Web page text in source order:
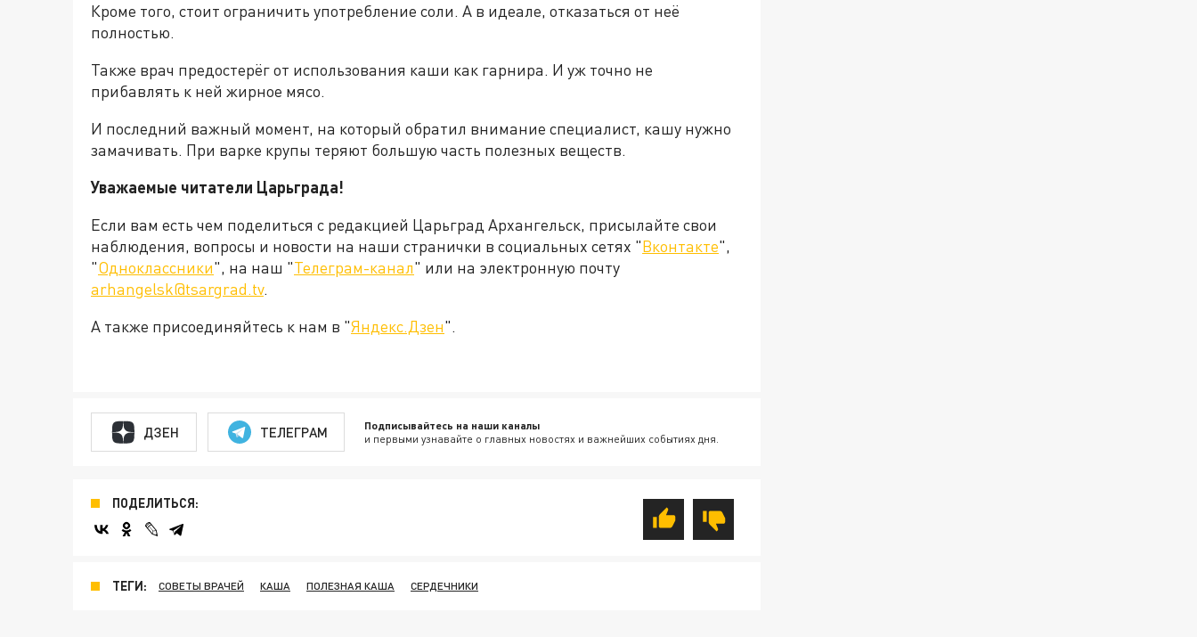
Кроме того, стоит ограничить употребление соли. А в идеале, отказаться от неё
полностью.
Также врач предостерёг от использования каши как гарнира. И уж точно не
прибавлять к ней жирное мясо.
И последний важный момент, на который обратил внимание специалист, кашу нужно
замачивать. При варке крупы теряют большую часть полезных веществ.
Уважаемые читатели Царьграда!
Если вам есть чем поделиться с редакцией Царьград Архангельск, присылайте свои
наблюдения, вопросы и новости на наши странички в социальных сетях "Вконтакте",
"Одноклассники", на наш "Телеграм-канал" или на электронную почту
arhangelsk@tsargrad.tv.
А также присоединяйтесь к нам в "Яндекс.Дзен".
ДЗЕН ТЕЛЕГРАМ Подписывайтесь на наши каналы
и первыми узнавайте о главных новостях и важнейших событиях дня.
ПОДЕЛИТЬСЯ:
ТЕГИ: СОВЕТЫ ВРАЧЕЙ КАША ПОЛЕЗНАЯ КАША СЕРДЕЧНИКИ